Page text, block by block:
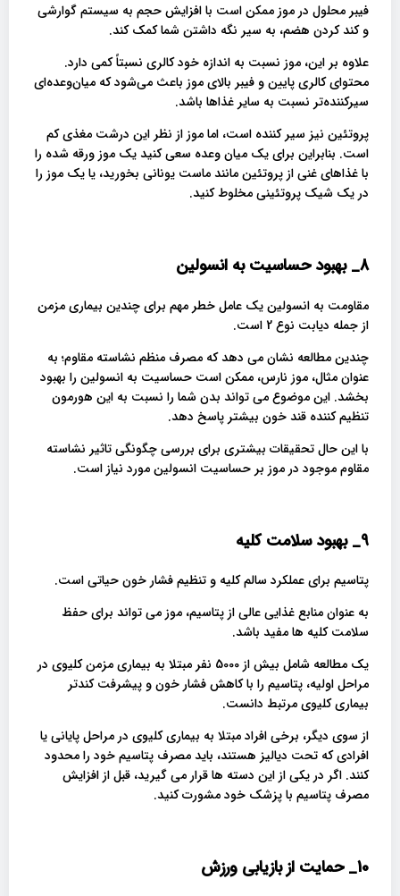
فیبر محلول در موز ممکن است با افزایش حجم به سیستم گوارشی
و کند کردن هضم، به سیر نگه داشتن شما کمک کند.
علاوه بر این، موز نسبت به اندازه خود کالری نسبتاً کمی دارد.
محتوای کالری پایین و فیبر بالای موز باعث می‌شود که میان‌وعده‌ای
سیرکننده‌تر نسبت به سایر غذاها باشد.
پروتئین نیز سیر کننده است، اما موز از نظر این درشت مغذی کم
است. بنابراین برای یک میان وعده سعی کنید یک موز ورقه شده را
با غذاهای غنی از پروتئین مانند ماست یونانی بخورید، یا یک موز را
در یک شیک پروتئینی مخلوط کنید.
8_ بهبود حساسیت به انسولین
مقاومت به انسولین یک عامل خطر مهم برای چندین بیماری مزمن
از جمله دیابت نوع 2 است.
چندین مطالعه نشان می دهد که مصرف منظم نشاسته مقاوم؛ به
عنوان مثال، موز نارس، ممکن است حساسیت به انسولین را بهبود
بخشد. این موضوع می تواند بدن شما را نسبت به این هورمون
تنظیم کننده قند خون بیشتر پاسخ دهد.
با این حال تحقیقات بیشتری برای بررسی چگونگی تاثیر نشاسته
مقاوم موجود در موز بر حساسیت انسولین مورد نیاز است.
9_ بهبود سلامت کلیه
پتاسیم برای عملکرد سالم کلیه و تنظیم فشار خون حیاتی است.
به عنوان منابع غذایی عالی از پتاسیم، موز می تواند برای حفظ
سلامت کلیه ها مفید باشد.
یک مطالعه شامل بیش از 5000 نفر مبتلا به بیماری مزمن کلیوی در
مراحل اولیه، پتاسیم را با کاهش فشار خون و پیشرفت کندتر
بیماری کلیوی مرتبط دانست.
از سوی دیگر، برخی افراد مبتلا به بیماری کلیوی در مراحل پایانی یا
افرادی که تحت دیالیز هستند، باید مصرف پتاسیم خود را محدود
کنند. اگر در یکی از این دسته ها قرار می گیرید، قبل از افزایش
مصرف پتاسیم با پزشک خود مشورت کنید.
10_ حمایت از بازیابی ورزش